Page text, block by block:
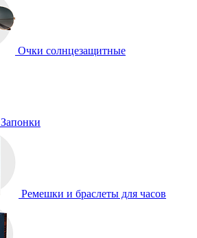
Очки солнцезащитные
Запонки
Ремешки и браслеты для часов